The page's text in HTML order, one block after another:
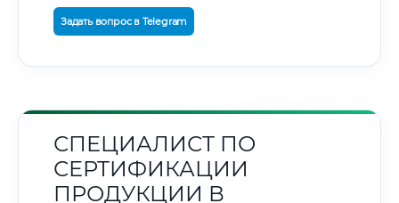
Задать вопрос в Telegram
СПЕЦИАЛИСТ ПО
СЕРТИФИКАЦИИ
ПРОДУКЦИИ В